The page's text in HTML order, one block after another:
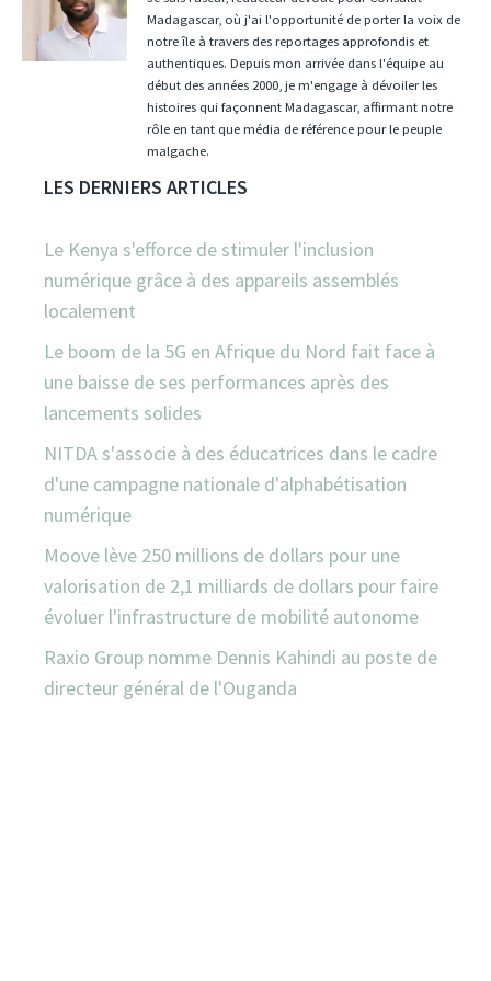
Madagascar, où j'ai l'opportunité de porter la voix de
notre île à travers des reportages approfondis et
authentiques. Depuis mon arrivée dans l'équipe au
début des années 2000, je m'engage à dévoiler les
histoires qui façonnent Madagascar, affirmant notre
rôle en tant que média de référence pour le peuple
malgache.
LES DERNIERS ARTICLES
Le Kenya s'efforce de stimuler l'inclusion
numérique grâce à des appareils assemblés
localement
Le boom de la 5G en Afrique du Nord fait face à
une baisse de ses performances après des
lancements solides
NITDA s'associe à des éducatrices dans le cadre
d'une campagne nationale d'alphabétisation
numérique
Moove lève 250 millions de dollars pour une
valorisation de 2,1 milliards de dollars pour faire
évoluer l'infrastructure de mobilité autonome
Raxio Group nomme Dennis Kahindi au poste de
directeur général de l'Ouganda